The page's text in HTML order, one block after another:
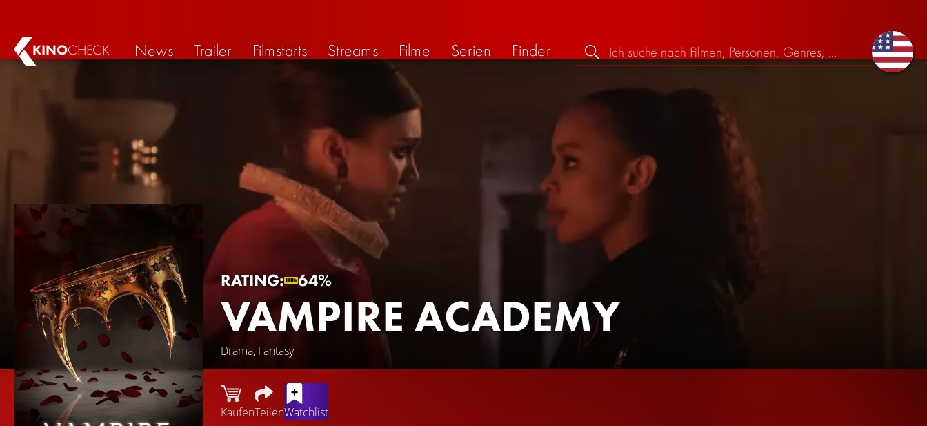
KINOCHECK News Trailer Filmstarts Streams Filme Serien Finder
RATING: 64%
VAMPIRE ACADEMY
Drama, Fantasy
KaufenTeilenWatchlist